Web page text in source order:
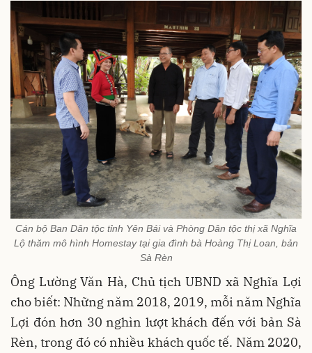
Cán bộ Ban Dân tộc tỉnh Yên Bái và Phòng Dân tộc thị xã Nghĩa
Lộ thăm mô hình Homestay tại gia đình bà Hoàng Thị Loan, bản
Sà Rèn
Ông Lường Văn Hà, Chủ tịch UBND xã Nghĩa Lợi
cho biết: Những năm 2018, 2019, mỗi năm Nghĩa
Lợi đón hơn 30 nghìn lượt khách đến với bản Sà
Rèn, trong đó có nhiều khách quốc tế. Năm 2020,